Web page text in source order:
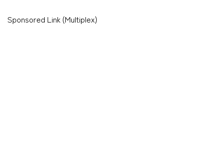
Sponsored Link (Multiplex)